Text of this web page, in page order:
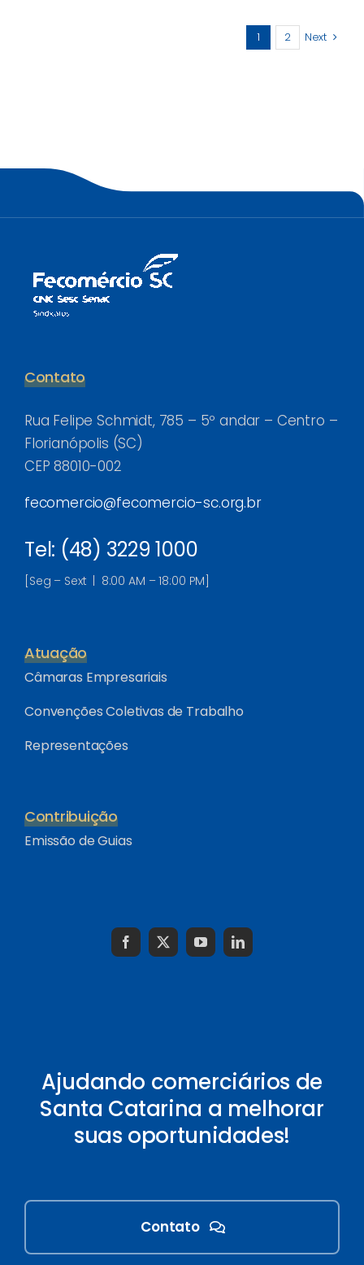
1 2 Next
Contato
Rua Felipe Schmidt, 785 – 5º andar – Centro –
Florianópolis (SC)
CEP 88010-002
fecomercio@fecomercio-sc.org.br
Tel: (48) 3229 1000
[Seg – Sext | 8:00 AM – 18:00 PM]
Atuação
Câmaras Empresariais
Convenções Coletivas de Trabalho
Representações
Contribuição
Emissão de Guias
Ajudando comerciários de
Santa Catarina a melhorar
suas oportunidades!
Contato